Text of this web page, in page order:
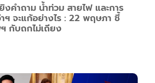
งคำถาม น้ำท่วม สายไฟ และการ
ฯ จะแก้อย่างไร : 22 พฤษภา ชี้
กับถกไม่เถียง